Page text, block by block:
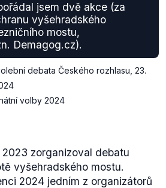
jsem dvě akce (za
vyšehradského
mostu,
Demagog.cz).
debata Českého rozhlasu 23.
volby 2024
zorganizoval debatu
vyšehradského mostu.
2024 jedním z organizátorů